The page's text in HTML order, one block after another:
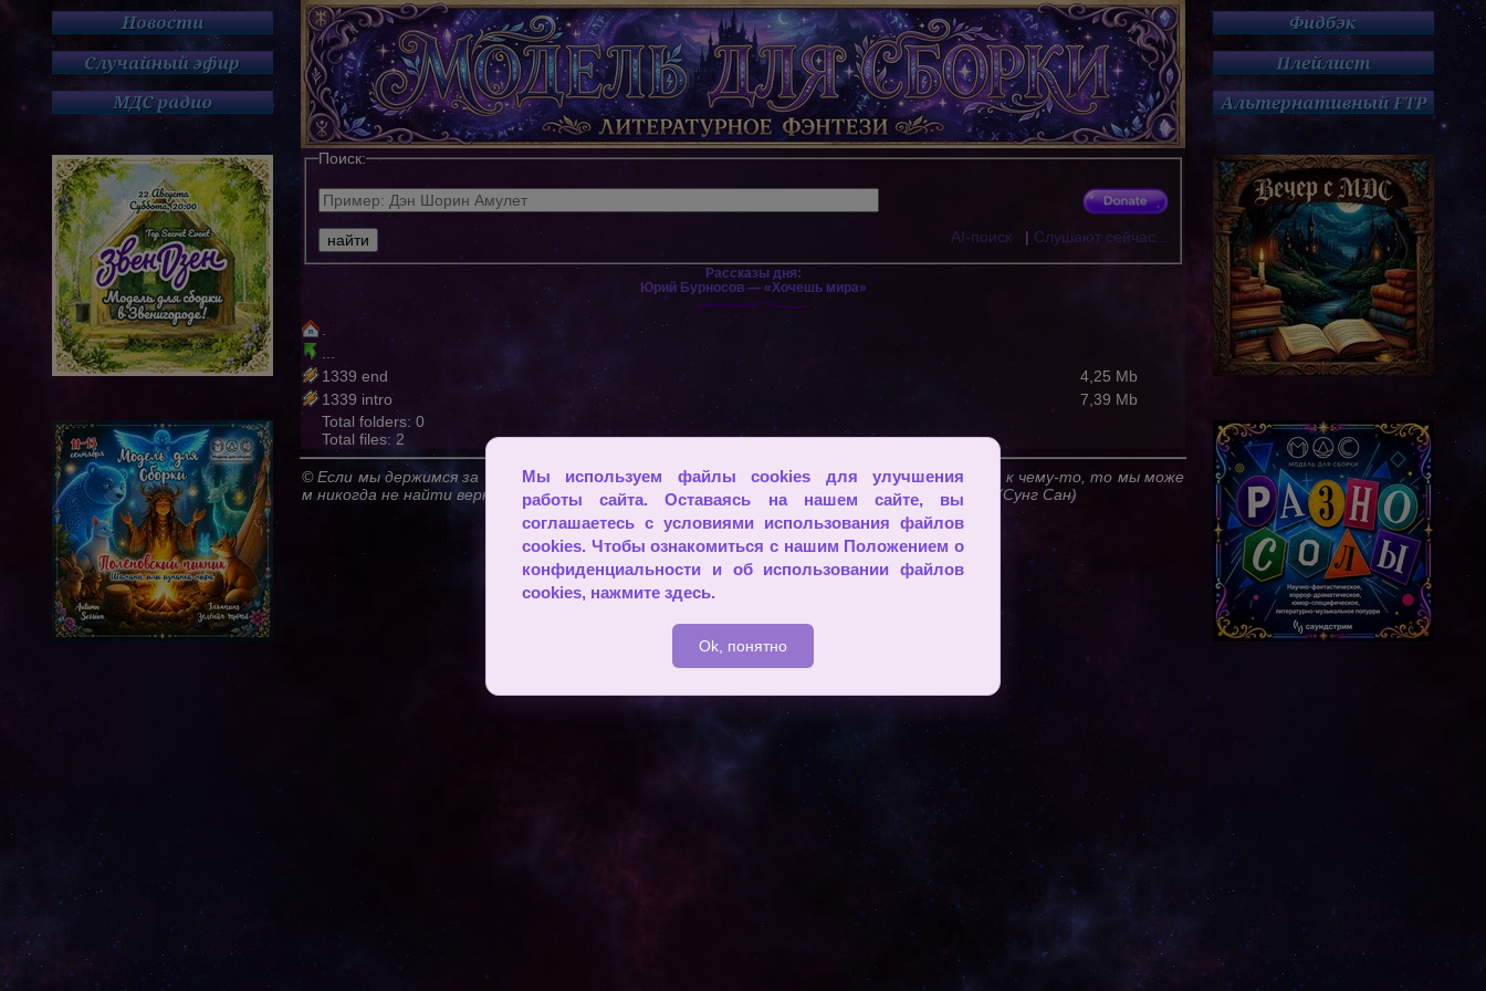
Мы используем файлы cookies для улучшения
работы сайта. Оставаясь на нашем сайте, вы
соглашаетесь с условиями использования файлов
cookies. Чтобы ознакомиться с нашим Положением о
конфиденциальности и об использовании файлов
cookies, нажмите здесь.
Ok, понятно
Поиск:
AI-поиск | Слушают сейчас...
Рассказы дня:
Юрий Бурносов — «Хочешь мира»
1339 end
4,25 Mb
1339 intro
7,39 Mb
Total folders: 0
Total files: 2
© Если мы держимся за что-то, контролируем что-то, хотим чего-то, или привязываемся к чему-то, то мы може
м никогда не найти верный путь, истину, правильную жизнь. Мы должны бросить это все. (Сунг Сан)
2009 - 2026